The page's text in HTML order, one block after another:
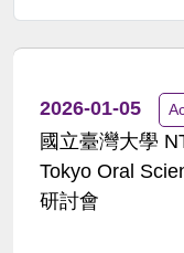
2026-01-05
國立臺灣大學
Tokyo Oral
研討會